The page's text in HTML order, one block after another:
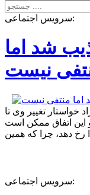
سرویس اجتماعی:
شد اما
نیست
خواستار تغییر وی تا
و این اتفاق ممکن است
سرویس اجتماعی: